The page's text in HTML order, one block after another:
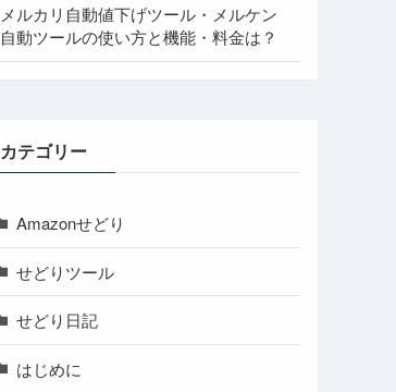
メルカリ自動値下げツール・メルケン
自動ツールの使い方と機能・料金は？
カテゴリー
Amazonせどり
せどりツール
せどり日記
はじめに